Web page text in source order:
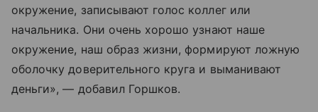
окружение, записывают голос коллег или
начальника. Они очень хорошо узнают наше
окружение, наш образ жизни, формируют ложную
оболочку доверительного круга и выманивают
деньги», — добавил Горшков.